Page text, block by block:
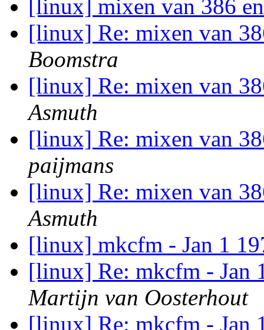
[linux] mixen van 386
[linux] Re: mixen van
Boomstra
[linux] Re: mixen van
Asmuth
[linux] Re: mixen van
paijmans
[linux] Re: mixen van
Asmuth
[linux] mkcfm - Jan 1
[linux] Re: mkcfm - Jan
Martijn van Oosterhout
[linux] Re: mkcfm - Jan